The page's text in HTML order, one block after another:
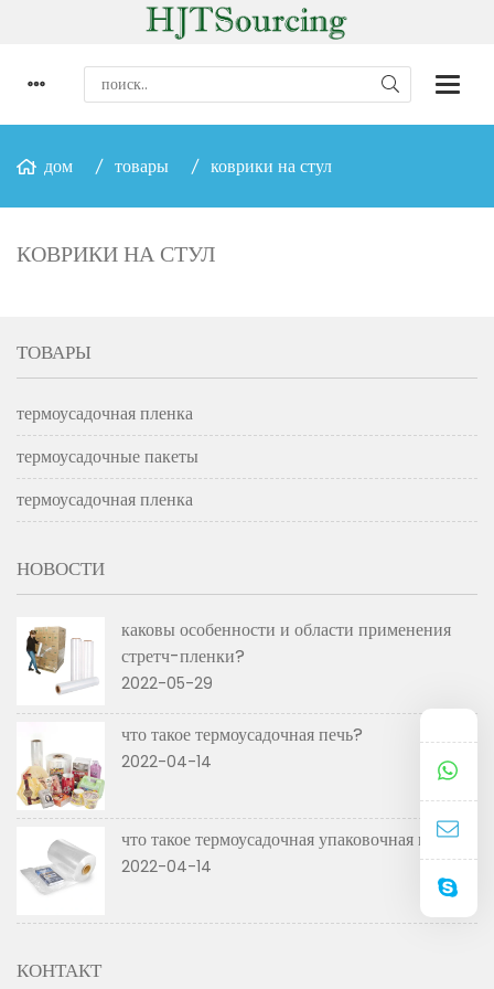
дом товары коврики на стул
КОВРИКИ НА СТУЛ
ТОВАРЫ
термоусадочная пленка
термоусадочные пакеты
термоусадочная пленка
НОВОСТИ
каковы особенности и области применения
стретч-пленки?
2022-05-29
что такое термоусадочная печь?
2022-04-14
что такое термоусадочная упаковочная машина
2022-04-14
КОНТАКТ